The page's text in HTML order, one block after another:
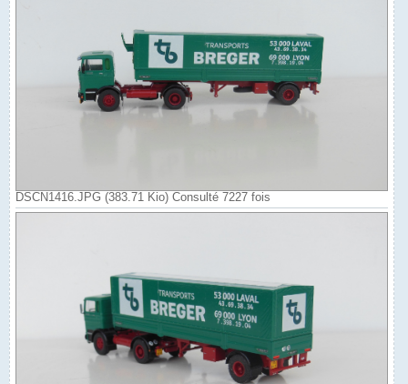
DSCN1416.JPG (383.71 Kio) Consulté 7227 fois